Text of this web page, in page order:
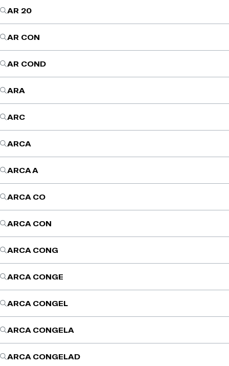
AR 20
AR CON
AR COND
ARA
ARC
ARCA
ARCA A
ARCA CO
ARCA CON
ARCA CONG
ARCA CONGE
ARCA CONGEL
ARCA CONGELA
ARCA CONGELAD